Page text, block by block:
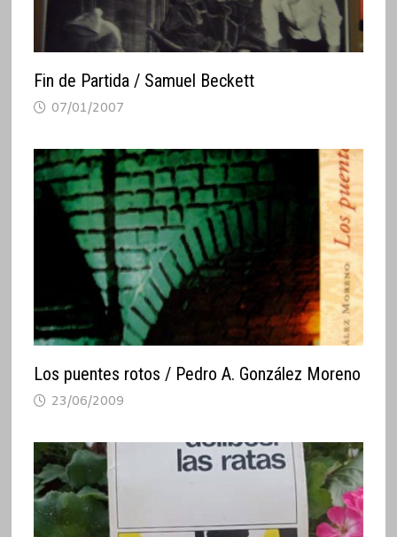
Fin de Partida / Samuel Beckett
07/01/2007
Los puentes rotos / Pedro A. González Moreno
23/06/2009